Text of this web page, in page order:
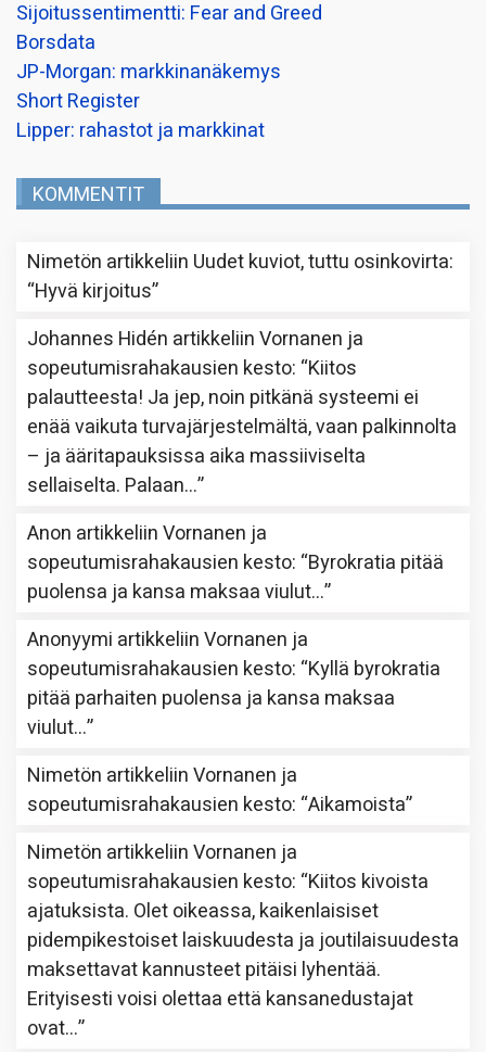
Sijoitussentimentti: Fear and Greed
Borsdata
JP-Morgan: markkinanäkemys
Short Register
Lipper: rahastot ja markkinat
KOMMENTIT
Nimetön artikkeliin Uudet kuviot, tuttu osinkovirta:
“Hyvä kirjoitus”
Johannes Hidén artikkeliinVornanen ja
sopeutumisrahakausien kesto: “Kiitos
palautteesta! Ja jep, noin pitkänä systeemi ei
enää vaikuta turvajärjestelmältä, vaan palkinnolta
– ja ääritapauksissa aika massiiviselta
sellaiselta. Palaan…”
Anon artikkeliinVornanen ja
sopeutumisrahakausien kesto: “Byrokratia pitää
puolensa ja kansa maksaa viulut…”
Anonyymi artikkeliinVornanen ja
sopeutumisrahakausien kesto: “Kyllä byrokratia
pitää parhaiten puolensa ja kansa maksaa
viulut…”
Nimetön artikkeliinVornanen ja
sopeutumisrahakausien kesto: “Aikamoista”
Nimetön artikkeliinVornanen ja
sopeutumisrahakausien kesto: “Kiitos kivoista
ajatuksista. Olet oikeassa, kaikenlaisiset
pidempikestoiset laiskuudesta ja joutilaisuudesta
maksettavat kannusteet pitäisi lyhentää.
Erityisesti voisi olettaa että kansanedustajat
ovat…”